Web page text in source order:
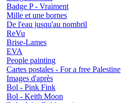
Badge P - Vraiment
Mille et une bornes
De l'eau jusqu'au nombril
ReVu
Brise-Lames
EVA
People painting
Cartes postales - For a free Palestine
Images d'après
Bol - Pink Fink
Bol - Keith Moon